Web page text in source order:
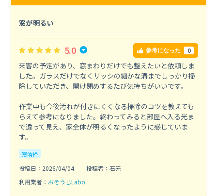
窓が明るい
5.0 参考になった 0
来客の予定があり、窓まわりだけでも整えたいと依頼しま
した。ガラスだけでなくサッシの細かな溝までしっかり掃
除していただき、開け閉めするたび気持ちがいいです。
作業中も今後汚れが付きにくくなる掃除のコツを教えても
らえて参考になりました。終わってみると部屋へ入る光ま
で違って見え、家全体が明るくなったように感じていま
す。
窓清掃
投稿日：2026/04/04
投稿者：石元
利用業者： おそうじLabo